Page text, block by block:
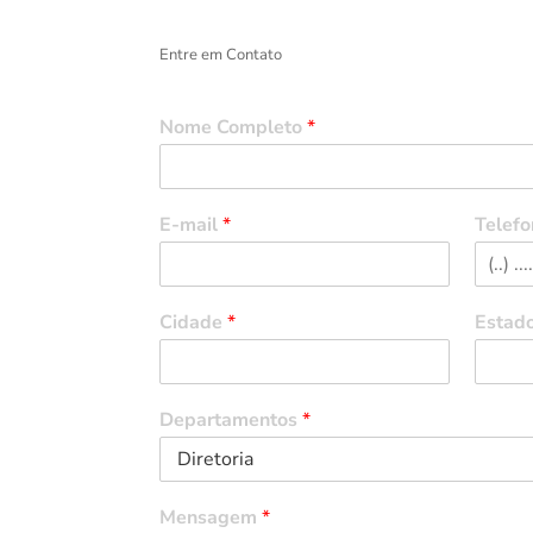
Entre em Contato
Nome Completo*
E-mail*
Cidade*
Departamentos*
Mensagem*